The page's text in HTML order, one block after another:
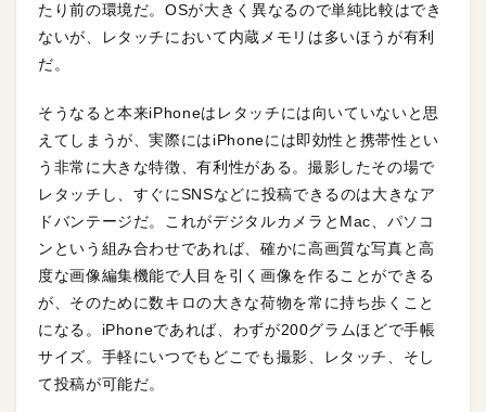
たり前の環境だ。OSが大きく異なるので単純比較はでき
ないが、レタッチにおいて内蔵メモリは多いほうが有利
だ。
そうなると本来iPhoneはレタッチには向いていないと思
えてしまうが、実際にはiPhoneには即効性と携帯性とい
う非常に大きな特徴、有利性がある。撮影したその場で
レタッチし、すぐにSNSなどに投稿できるのは大きなア
ドバンテージだ。これがデジタルカメラとMac、パソコ
ンという組み合わせであれば、確かに高画質な写真と高
度な画像編集機能で人目を引く画像を作ることができる
が、そのために数キロの大きな荷物を常に持ち歩くこと
になる。iPhoneであれば、わずが200グラムほどで手帳
サイズ。手軽にいつでもどこでも撮影、レタッチ、そし
て投稿が可能だ。